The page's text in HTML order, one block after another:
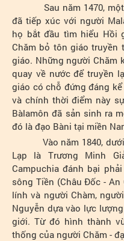
Sau năm 1470,
đã tiếp xúc với người
họ bắt đầu tìm hiểu Hồi
Chăm bỏ tôn giáo truyền
giáo. Những người Chăm
quay về nước để truyền
giáo có chỗ đứng đáng
và chính thời điểm này
Bàlamôn đã sản sinh ra
đó là đạo Bàni tại miền
Vào năm 1840, dưới
Lạp là Trương Minh
Campuchia đánh bại
sông Tiền (Châu Đốc -
lính và người Chàm,
Nguyễn dựa vào lực
giới. Từ đó hình thành
thống của người Chăm -